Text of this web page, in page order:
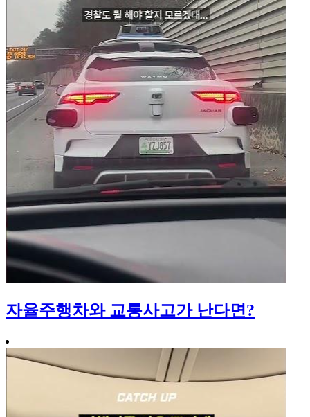
자율주행차와 교통사고가 난다면?